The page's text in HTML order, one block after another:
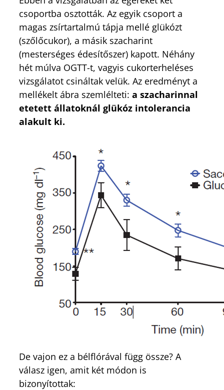
csoportba osztották. Az egyik csoport a
magas zsírtartalmú tápja mellé glükózt
(szőlőcukor), a másik szacharint
(mesterséges édesítőszer) kapott. Néhány
hét múlva OGTT-t, vagyis cukorterheléses
vizsgálatot csináltak velük. Az eredményt a
mellékelt ábra szemlélteti: a szacharinnal
etetett állatoknál glükóz intolerancia
alakult ki.
De vajon ez a bélflórával függ össze? A
válasz igen, amit két módon is
bizonyítottak: